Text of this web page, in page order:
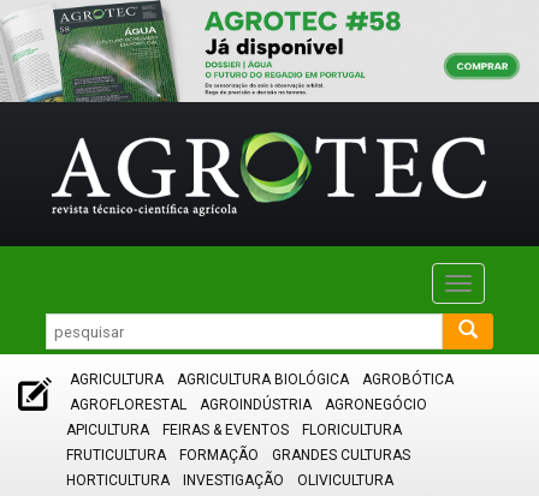
Toggle
AGRICULTURA AGRICULTURA BIOLÓGICA
AGROBÓTICA
AGROFLORESTAL
AGROINDÚSTRIA
AGRONEGÓCIO
APICULTURA
FEIRAS & EVENTOS
FLORICULTURA
FRUTICULTURA
FORMAÇÃO
GRANDES CULTURAS
HORTICULTURA
INVESTIGAÇÃO
OLIVICULTURA